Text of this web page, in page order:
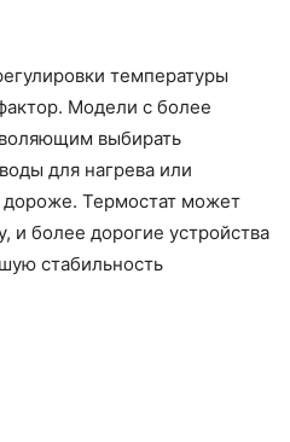
температуры
Модели с более
выбирать
для нагрева или
дороже. Термостат может
и более дорогие устройства
стабильность